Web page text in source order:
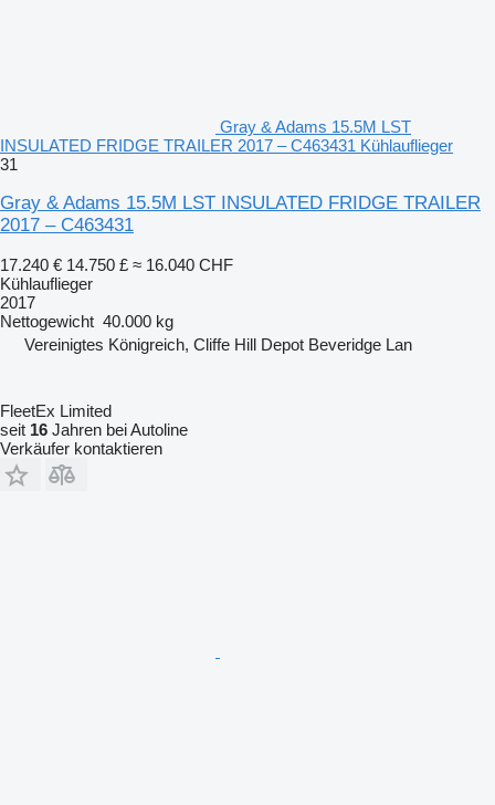
Gray & Adams 15.5M LST
INSULATED FRIDGE TRAILER 2017 – C463431 Kühlauflieger
31
Gray & Adams 15.5M LST INSULATED FRIDGE TRAILER
2017 – C463431
17.240 € 14.750 £ ≈ 16.040 CHF
Kühlauflieger
2017
Nettogewicht 40.000 kg
Vereinigtes Königreich, Cliffe Hill Depot Beveridge Lan
FleetEx Limited
seit 16 Jahren bei Autoline
Verkäufer kontaktieren